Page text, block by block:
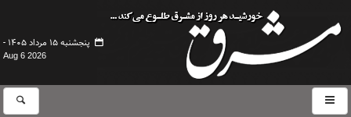
پنجشنبه ۱۵ مرداد ۱۴۰۵ -
Aug 6 2026